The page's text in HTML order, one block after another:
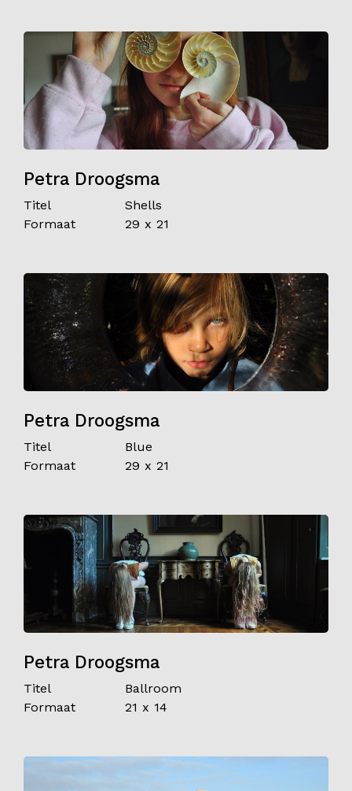
Petra Droogsma
Titel
Shells
Formaat
29 x 21
Petra Droogsma
Titel
Blue
Formaat
29 x 21
Petra Droogsma
Titel
Ballroom
Formaat
21 x 14